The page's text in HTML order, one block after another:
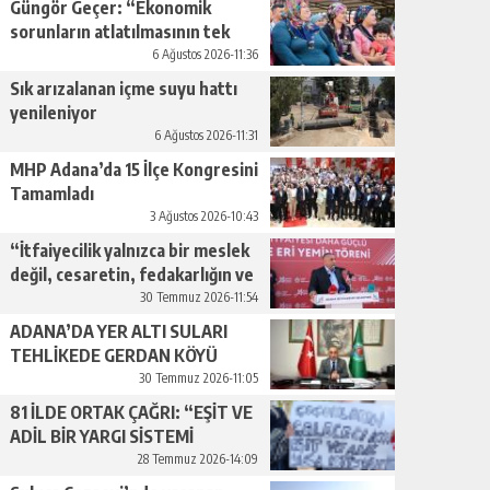
Güngör Geçer: “Ekonomik
sorunların atlatılmasının tek
yolu üretimi artırmaktan
geçiyor.”
6 Ağustos 2026-11:36
Sık arızalanan içme suyu hattı
yenileniyor
6 Ağustos 2026-11:31
MHP Adana’da 15 İlçe Kongresini
Tamamladı
3 Ağustos 2026-10:43
“İtfaiyecilik yalnızca bir meslek
değil, cesaretin, fedakarlığın ve
insan sevgisinin en güçlü
temsilidir.”
30 Temmuz 2026-11:54
ADANA’DA YER ALTI SULARI
TEHLİKEDE GERDAN KÖYÜ
SANAYİ SUYU CENDERESİNDE
30 Temmuz 2026-11:05
81 İLDE ORTAK ÇAĞRI: “EŞİT VE
ADİL BİR YARGI SİSTEMİ
28 Temmuz 2026-14:09